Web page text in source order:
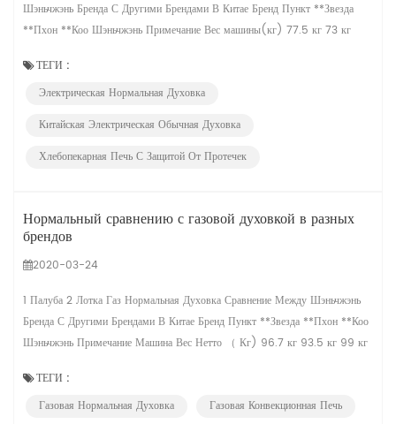
Шэньчжэнь Бренда С Другими Брендами В Китае Бренд Пункт **Звезда
**Пхон **Коо Шэньчжэнь Примечание Вес машины(кг) 77.5 кг 73 кг
1220*800*580 1260*815*578 Размер камеры (mm) 870*670*215
860*655*220 870*650*230 870*670*200 Стойка С. Толщина (мм)
ТЕГИ :
Электрическая Нормальная Духовка
Китайская Электрическая Обычная Духовка
Хлебопекарная Печь С Защитой От Протечек
Нормальный сравнению с газовой духовкой в разных
брендов
2020-03-24
1 Палуба 2 Лотка Газ Нормальная Духовка Сравнение Между Шэньчжэнь
Бренда С Другими Брендами В Китае Бренд Пункт **Звезда **Пхон **Коо
Шэньчжэнь Примечание Машина Вес Нетто （ Кг) 96.7 кг 93.5 кг 99 кг
1330*890*650 1330*890*650 1340*890*680 1330*820*660 Размер
камеры (mm) 780*670*200 860*660*190 895*670*210
ТЕГИ :
Газовая Нормальная Духовка
Газовая Конвекционная Печь